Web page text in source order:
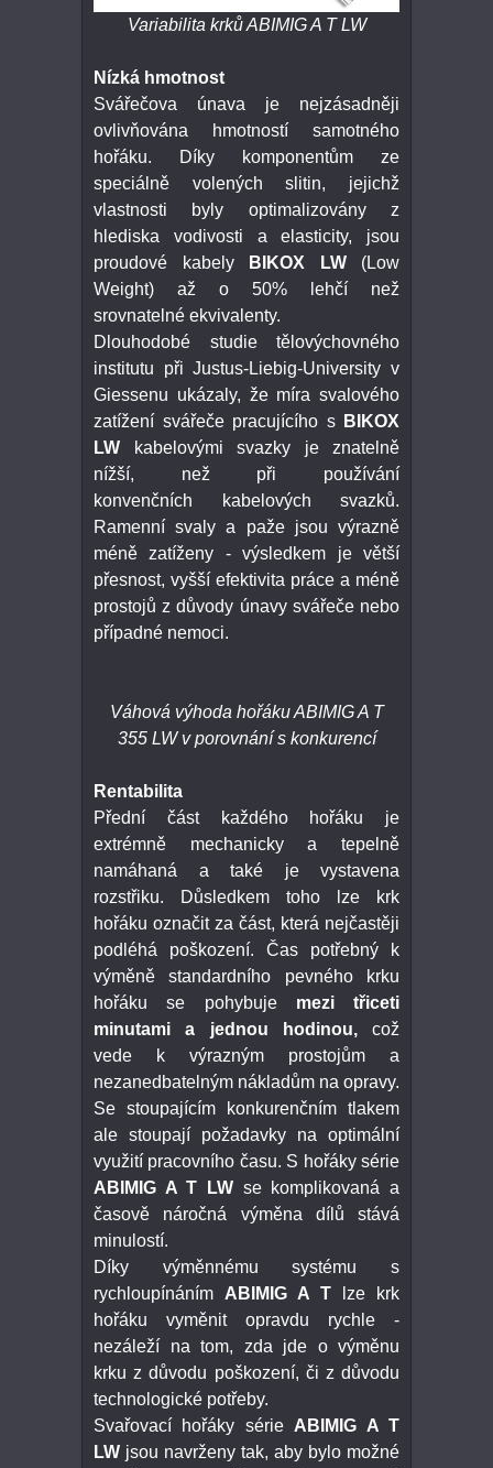
Variabilita krků ABIMIG A T LW
Nízká hmotnost
Svářečova únava je nejzásadněji
ovlivňována hmotností samotného
hořáku. Díky komponentům ze
speciálně volených slitin, jejichž
vlastnosti byly optimalizovány z
hlediska vodivosti a elasticity, jsou
proudové kabely
BIKOX LW(Low
Weight) až o 50% lehčí než
srovnatelné ekvivalenty.
Dlouhodobé studie tělovýchovného
institutu při Justus-Liebig-University v
Giessenu ukázaly, že míra svalového
zatížení svářeče pracujícího s BIKOX
LW kabelovými svazky je znatelně
nížší, než při používání
konvenčních kabelových svazků.
Ramenní svaly a paže jsou výrazně
méně zatíženy - výsledkem je větší
přesnost, vyšší efektivita práce a méně
prostojů z důvody únavy svářeče nebo
případné nemoci.
Váhová výhoda hořáku ABIMIG A T
355 LW v porovnání s konkurencí
Rentabilita
Přední část každého hořáku je
extrémně mechanicky a tepelně
namáhaná a také je vystavena
rozstřiku. Důsledkem toho lze krk
hořáku označit za část, která nejčastěji
podléhá poškození. Čas potřebný k
výměně standardního pevného krku
hořáku se pohybuje mezi třiceti
minutami a jednou hodinou,což
vede k výrazným prostojům a
nezanedbatelným nákladům na opravy.
Se stoupajícím konkurenčním tlakem
ale stoupají požadavky na optimální
využití pracovního času. S hořáky série
ABIMIG A T LW se komplikovaná a
časově náročná výměna dílů stává
minulostí.
Díky výměnnému systému s
rychloupínáním
ABIMIG A T lze krk
hořáku vyměnit opravdu rychle -
nezáleží na tom, zda jde o výměnu
krku z důvodu poškození, či z důvodu
technologické potřeby.
Svařovací hořáky série ABIMIG A T
LW jsou navrženy tak, aby bylo možné